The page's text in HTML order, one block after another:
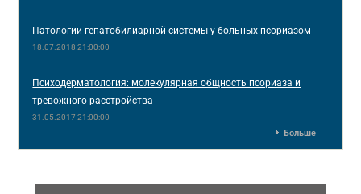
Патологии гепатобилиарной системы у больных псориазом
18.07.2018 21:00:00
Психодерматология: молекулярная общность псориаза и
тревожного расстройства
31.05.2017 21:00:00
Больше